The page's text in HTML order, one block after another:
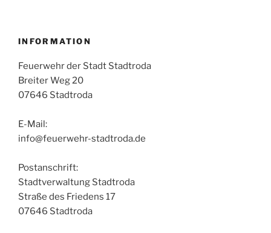
INFORMATION
Feuerwehr der Stadt Stadtroda
Breiter Weg 20
07646 Stadtroda
E-Mail:
info@feuerwehr-stadtroda.de
Postanschrift:
Stadtverwaltung Stadtroda
Straße des Friedens 17
07646 Stadtroda